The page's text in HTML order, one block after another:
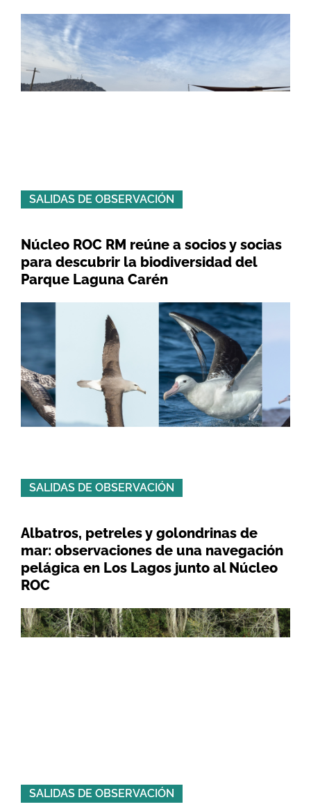
SALIDAS DE OBSERVACIÓN
Núcleo ROC RM reúne a socios y socias
para descubrir la biodiversidad del
Parque Laguna Carén
SALIDAS DE OBSERVACIÓN
Albatros, petreles y golondrinas de
mar: observaciones de una navegación
pelágica en Los Lagos junto al Núcleo
ROC
SALIDAS DE OBSERVACIÓN